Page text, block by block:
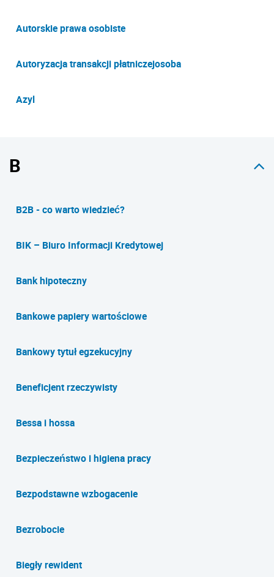
Autorskie prawa osobiste
Autoryzacja transakcji płatniczejosoba
Azyl
B
B2B - co warto wiedzieć?
BIK – Biuro Informacji Kredytowej
Bank hipoteczny
Bankowe papiery wartościowe
Bankowy tytuł egzekucyjny
Beneficjent rzeczywisty
Bessa i hossa
Bezpieczeństwo i higiena pracy
Bezpodstawne wzbogacenie
Bezrobocie
Biegły rewident